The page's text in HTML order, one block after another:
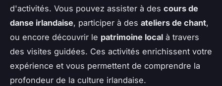
d'activités. Vous pouvez assister à des cours de
danse irlandaise, participer à des ateliers de chant,
ou encore découvrir le patrimoine local à travers
des visites guidées. Ces activités enrichissent votre
expérience et vous permettent de comprendre la
profondeur de la culture irlandaise.